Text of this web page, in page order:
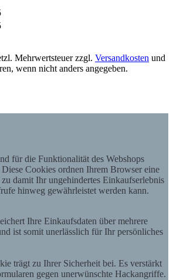
Mehrwertsteuer zzgl. Versandkosten und
wenn nicht anders angegeben.
für die Funktionalität des Webshops
Cookies ordnen Ihrem Browser eine
damit Ihr ungehindertes Einkaufserlebnis
hinweg gewährleistet werden kann.
Ihre Einkaufsdaten über mehrere
ist somit unerlässlich für Ihr persönliches
trägt zu Ihrer Sicherheit bei. Es verstärkt
gegen unerwünschte Hackangriffe.